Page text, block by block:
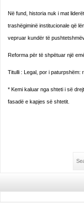
Në fund, historia nuk i mat
trashëgiminë institucionale që
vepruar kundër të
Reforma për të shpëtuar një
Titulli : Legal, por i paturpshëm:
* Kemi kaluar nga shteti i së
fasadë e kapjes së shtetit.